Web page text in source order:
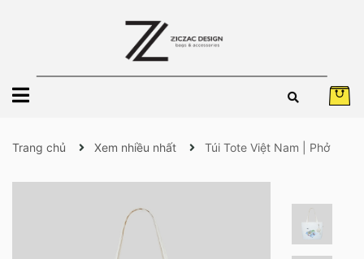
Trang chủ Xem nhiều nhất Túi Tote Việt Nam | Phở